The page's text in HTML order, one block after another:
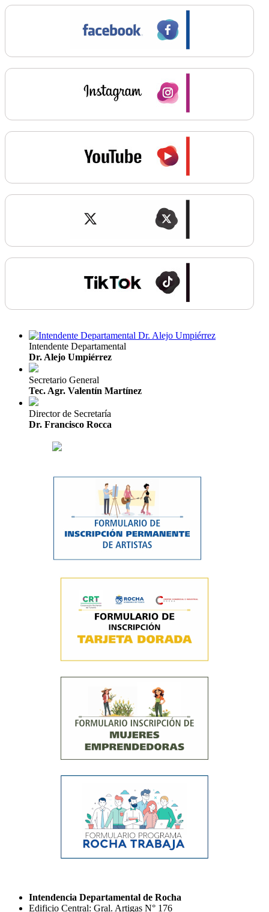
Intendente Departamental
Dr. Alejo Umpiérrez
Secretario General
Tec. Agr. Valentín Martínez
Director de Secretaría
Dr. Francisco Rocca
Intendencia Departamental de Rocha
Edificio Central: Gral. Artigas N° 176